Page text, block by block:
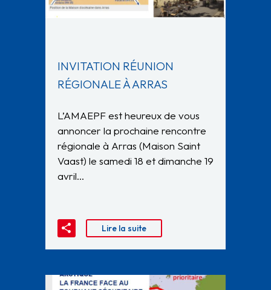
INVITATION RÉUNION
RÉGIONALE À ARRAS
L’AMAEPF est heureux de vous
annoncer la prochaine rencontre
régionale à Arras (Maison Saint
Vaast) le samedi 18 et dimanche 19
avril…
Lire la suite